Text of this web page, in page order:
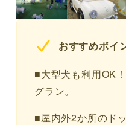
おすすめポイ
■大型犬も利用OK
グラン。
■屋内外2か所のド